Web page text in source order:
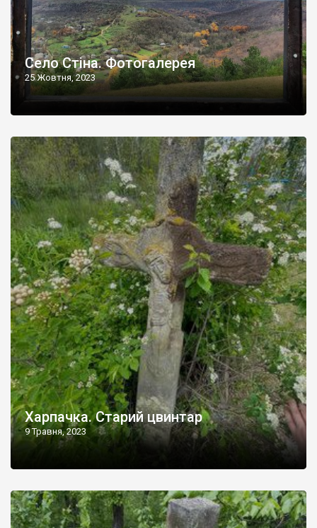
Село Стіна. Фотогалерея
25 Жовтня, 2023
Харпачка. Старий цвинтар
9 Травня, 2023